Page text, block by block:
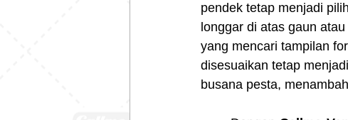
pendek tetap menjadi
longgar di atas gaun
yang mencari tampilan
disesuaikan tetap
busana pesta,